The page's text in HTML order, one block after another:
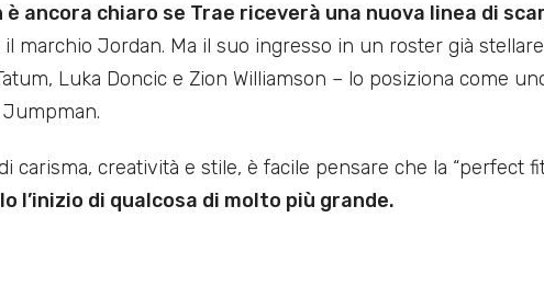
è ancora chiaro se Trae riceverà una nuova linea di
marchio Jordan. Ma il suo ingresso in un roster già
Luka Doncic e Zion Williamson – lo posiziona come
carisma, creatività e stile, è facile pensare che la “perfect
l’inizio di qualcosa di molto più grande.